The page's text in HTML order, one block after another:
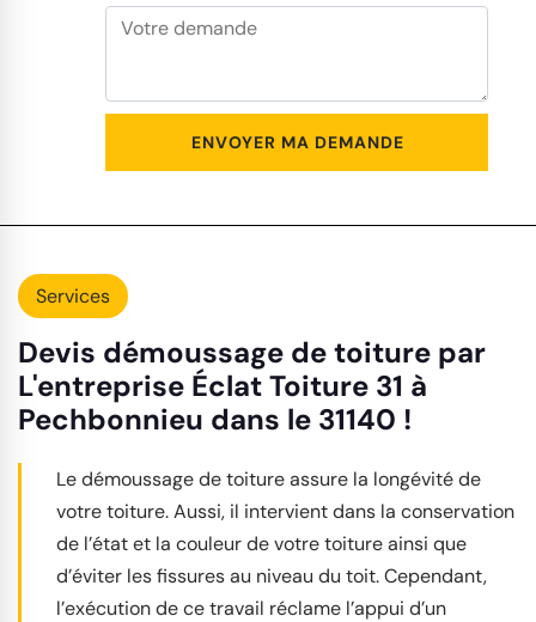
Services
Devis démoussage de toiture par
L'entreprise Éclat Toiture 31 à
Pechbonnieu dans le 31140 !
Le démoussage de toiture assure la longévité de
votre toiture. Aussi, il intervient dans la conservation
de l’état et la couleur de votre toiture ainsi que
d’éviter les fissures au niveau du toit. Cependant,
l’exécution de ce travail réclame l’appui d’un